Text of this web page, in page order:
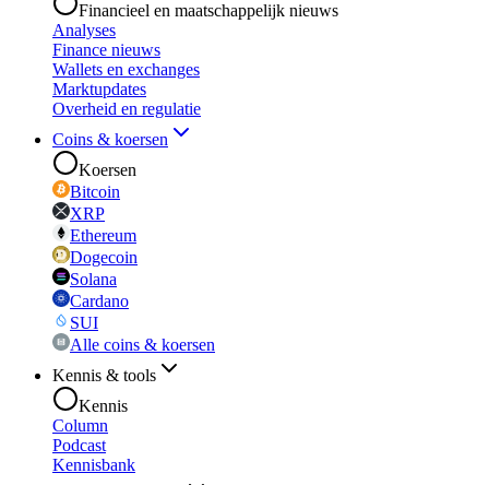
Financieel en maatschappelijk nieuws
Analyses
Finance nieuws
Wallets en exchanges
Marktupdates
Overheid en regulatie
Coins & koersen
Koersen
Bitcoin
XRP
Ethereum
Dogecoin
Solana
Cardano
SUI
Alle coins & koersen
Kennis & tools
Kennis
Column
Podcast
Kennisbank